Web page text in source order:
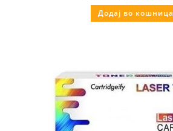
Додај во кошница